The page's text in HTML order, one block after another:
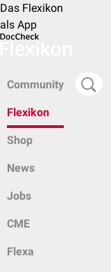
Das Flexikon
als App
Community
Flexikon
Shop
News
Jobs
CME
Flexa